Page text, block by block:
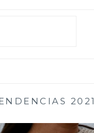
2021